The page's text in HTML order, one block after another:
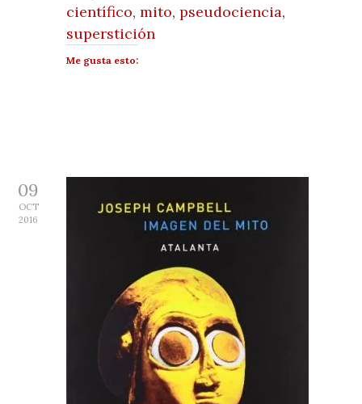
científico,mito,pseudociencia,
superstición
Me gusta esto:
09
OCT
2016